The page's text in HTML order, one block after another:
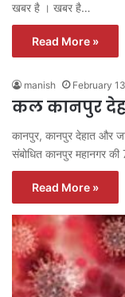
खबर है । खबर है…
Read More »
manish February
कल कानपुर
कानपुर, कानपुर देहात और
संबोधित कानपुर महानगर
Read More »